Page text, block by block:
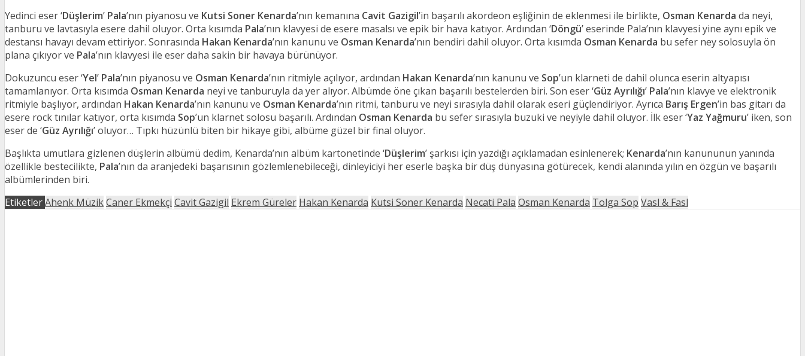
Yedinci eser ‘Düşlerim’ Pala’nın piyanosu ve Kutsi Soner Kenarda’nın kemanına Cavit Gazigil’in başarılı akordeon eşliğinin de eklenmesi ile birlikte, Osman Kenarda da neyi,
tanburu ve lavtasıyla esere dahil oluyor. Orta kısımda Pala’nın klavyesi de esere masalsı ve epik bir hava katıyor. Ardından ‘Döngü’ eserinde Pala’nın klavyesi yine aynı epik ve
destansı havayı devam ettiriyor. Sonrasında Hakan Kenarda’nın kanunu ve Osman Kenarda’nın bendiri dahil oluyor. Orta kısımda Osman Kenarda bu sefer ney solosuyla ön
plana çıkıyor ve Pala’nın klavyesi ile eser daha sakin bir havaya bürünüyor.
Dokuzuncu eser ‘Yel’ Pala’nın piyanosu ve Osman Kenarda’nın ritmiyle açılıyor, ardından Hakan Kenarda’nın kanunu ve Sop’un klarneti de dahil olunca eserin altyapısı
tamamlanıyor. Orta kısımda Osman Kenarda neyi ve tanburuyla da yer alıyor. Albümde öne çıkan başarılı bestelerden biri. Son eser ‘Güz Ayrılığı’ Pala’nın klavye ve elektronik
ritmiyle başlıyor, ardından Hakan Kenarda’nın kanunu ve Osman Kenarda’nın ritmi, tanburu ve neyi sırasıyla dahil olarak eseri güçlendiriyor. Ayrıca Barış Ergen’in bas gitarı da
esere rock tınılar katıyor, orta kısımda Sop’un klarnet solosu başarılı. Ardından Osman Kenarda bu sefer sırasıyla buzuki ve neyiyle dahil oluyor. İlk eser ‘Yaz Yağmuru’ iken, son
eser de ‘Güz Ayrılığı’ oluyor… Tıpkı hüzünlü biten bir hikaye gibi, albüme güzel bir final oluyor.
Başlıkta umutlara gizlenen düşlerin albümü dedim, Kenarda’nın albüm kartonetinde ‘Düşlerim’ şarkısı için yazdığı açıklamadan esinlenerek; Kenarda’nın kanununun yanında
özellikle bestecilikte, Pala’nın da aranjedeki başarısının gözlemlenebileceği, dinleyiciyi her eserle başka bir düş dünyasına götürecek, kendi alanında yılın en özgün ve başarılı
albümlerinden biri.
EtiketlerAhenk MüzikCaner Ekmekçi Cavit Gazigil Ekrem Güreler Hakan Kenarda Kutsi Soner Kenarda Necati Pala Osman Kenarda Tolga Sop Vasl & Fasl